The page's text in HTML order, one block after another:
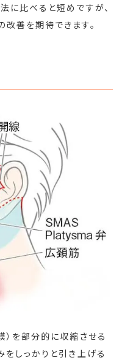
に比べると短めですが、
善を期待できます。
を部分的に収縮させる
をしっかりと引き上げる